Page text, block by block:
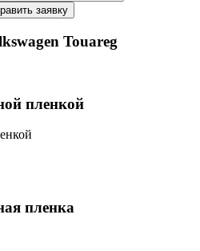
Touareg
пленкой
пленка